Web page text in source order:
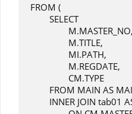
FROM (